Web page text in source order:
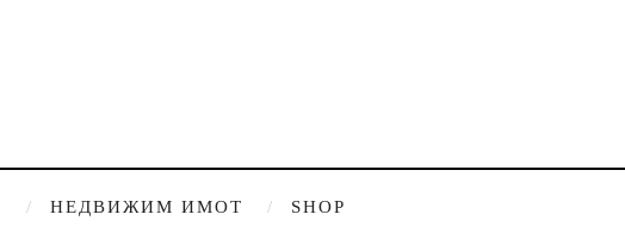
НЕДВИЖИМ ИМОТ SHOP